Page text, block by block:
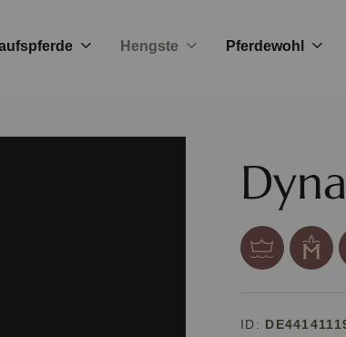
Hengste Pferdewohl
ID: